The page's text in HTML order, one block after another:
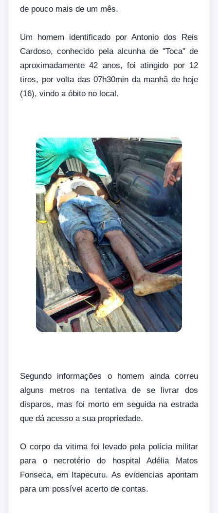
de pouco mais de um mês.
Um homem identificado por Antonio dos Reis
Cardoso, conhecido pela alcunha de "Toca" de
aproximadamente 42 anos, foi atingido por 12
tiros, por volta das 07h30min da manhã de hoje
(16), vindo a óbito no local.
Segundo informações o homem ainda correu
alguns metros na tentativa de se livrar dos
disparos, mas foi morto em seguida na estrada
que dá acesso a sua propriedade.
O corpo da vitima foi levado pela polícia militar
para o necrotério do hospital Adélia Matos
Fonseca, em Itapecuru. As evidencias apontam
para um possível acerto de contas.